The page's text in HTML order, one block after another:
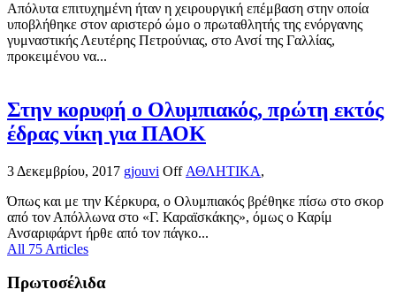
Απόλυτα επιτυχημένη ήταν η χειρουργική επέμβαση στην οποία
υποβλήθηκε στον αριστερό ώμο ο πρωταθλητής της ενόργανης
γυμναστικής Λευτέρης Πετρούνιας, στο Ανσί της Γαλλίας,
προκειμένου να...
Στην κορυφή ο Ολυμπιακός, πρώτη εκτός
έδρας νίκη για ΠΑΟΚ
3 Δεκεμβρίου, 2017 gjouvi Off ΑΘΛΗΤΙΚΑ,
Όπως και με την Κέρκυρα, ο Ολυμπιακός βρέθηκε πίσω στο σκορ
από τον Απόλλωνα στο «Γ. Καραϊσκάκης», όμως ο Καρίμ
Ανσαριφάρντ ήρθε από τον πάγκο...
All 75 Articles
Πρωτοσέλιδα